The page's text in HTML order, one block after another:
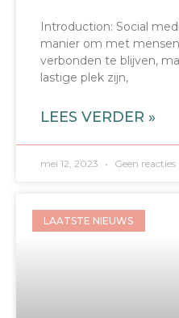
Introduction: Social
manier om met
verbonden te blijven,
lastige plek zijn,
LEES VERDER »
mei 12, 2023 Geen reacties
LAATSTE NIEUWS